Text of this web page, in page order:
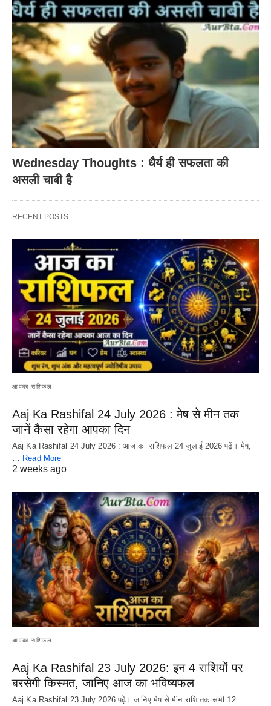
Wednesday Thoughts : धैर्य ही सफलता की
असली चाबी है
RECENT POSTS
आपका राशिफल
Aaj Ka Rashifal 24 July 2026 : मेष से मीन तक
जानें कैसा रहेगा आपका दिन
Aaj Ka Rashifal 24 July 2026 : आज का राशिफल 24 जुलाई 2026 पढ़ें। मेष,
Read More
2 weeks ago
आपका राशिफल
Aaj Ka Rashifal 23 July 2026: इन 4 राशियों पर
बरसेगी किस्मत, जानिए आज का भविष्यफल
Aaj Ka Rashifal 23 July 2026 पढ़ें। जानिए मेष से मीन राशि तक सभी 12…